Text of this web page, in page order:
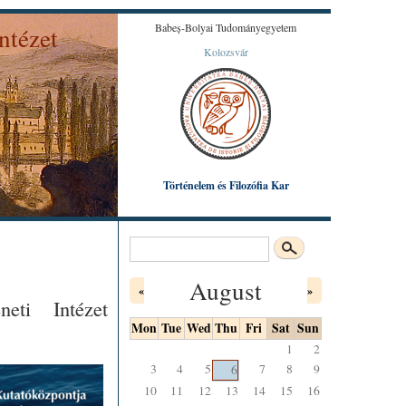
Károly által készített színezett litográfiából.
Babeș-Bolyai Tudományegyetem
Kolozsvár
Történelem és Filozófia Kar
Intézet
Search form
Search
August
« »
Mon Tue Wed Thu Fri Sat Sun
1
2
3
4 5 6 7 8
9
10
11 12 13 14 15
16